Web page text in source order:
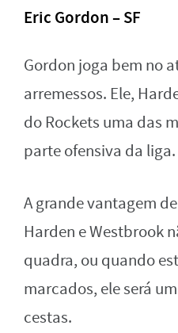
Eric Gordon – SF
Gordon joga bem no
arremessos. Ele,
do Rockets uma das
parte ofensiva da liga.
A grande vantagem
Harden e Westbrook
quadra, ou quando
marcados, ele será
cestas.